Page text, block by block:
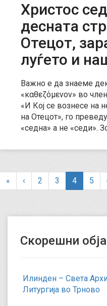
Христос
десната
Отецот,
луѓето и
Важно е да знаеме
«καθεζόμενον» во
«И Кој се вознесе на
на Отецот», го
«седна» а не «седи».
« ‹ 2 3 4(
c
e
n
5
Скорешни
Илинден – Света
Литургија во Трново